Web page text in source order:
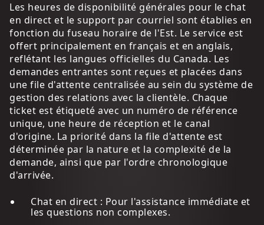
Les heures de disponibilité générales pour le chat
en direct et le support par courriel sont établies en
fonction du fuseau horaire de l'Est. Le service est
offert principalement en français et en anglais,
reflétant les langues officielles du Canada. Les
demandes entrantes sont reçues et placées dans
une file d'attente centralisée au sein du système de
gestion des relations avec la clientèle. Chaque
ticket est étiqueté avec un numéro de référence
unique, une heure de réception et le canal
d'origine. La priorité dans la file d'attente est
déterminée par la nature et la complexité de la
demande, ainsi que par l'ordre chronologique
d'arrivée.
Chat en direct : Pour l'assistance immédiate et
les questions non complexes.